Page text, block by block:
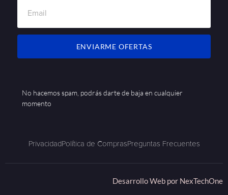
ENVIARME OFERTAS
No hacemos spam, podrás darte de baja en cualquier
momento
PrivacidadPolítica de ComprasPreguntas Frecuentes
Desarrollo Web por NexTechOne